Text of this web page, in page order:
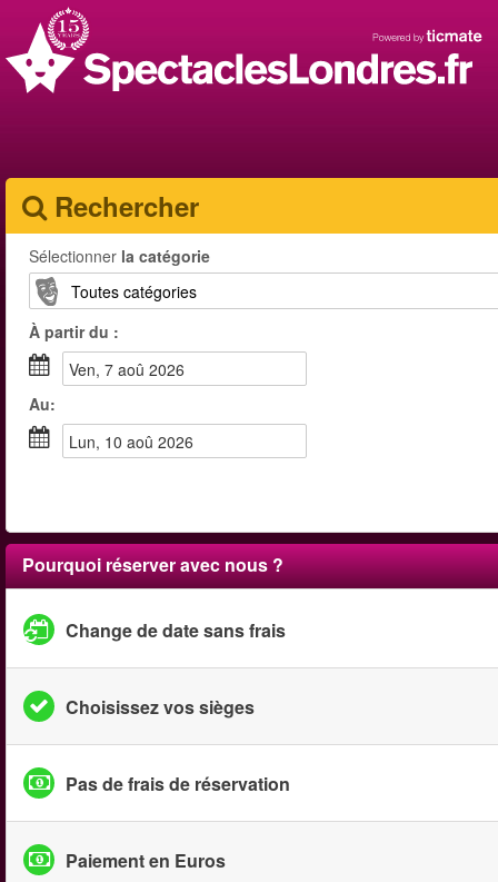
Rechercher
Sélectionner la catégorie
À partir du :
ven, 7 aoû 2026
Au:
lun, 10 aoû 2026
Pourquoi réserver avec nous ?
Change de date sans frais
Choisissez vos sièges
Pas de frais de réservation
Paiement en Euros